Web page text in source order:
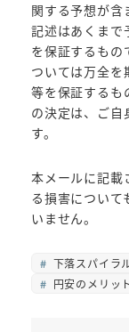
関する予想が含
記述はあくまで
を保証するもの
ついては万全を
等を保証するも
の決定は、ご自
す。
本メールに記載
る損害について
いません。
下落スパイラ
円安のメリット